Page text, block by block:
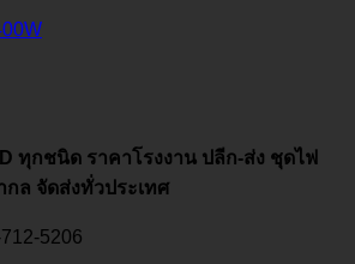
ทุกชนิด ราคาโรงงาน ปลีก-ส่ง ชุดไฟ
ล จัดส่งทั่วประเทศ
5206